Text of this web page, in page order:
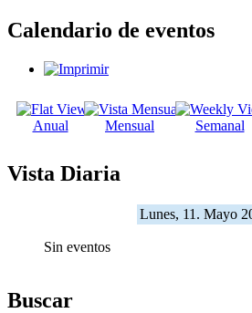
Calendario de eventos
Anual Mensual Semanal
Vista Diaria
Lunes, 11. Mayo
Sin eventos
Buscar